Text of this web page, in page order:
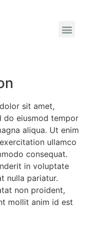
sit amet,
do eiusmod tempor
aliqua. Ut enim
ullamco
consequat.
in voluptate
nulla pariatur.
non proident,
mollit anim id est